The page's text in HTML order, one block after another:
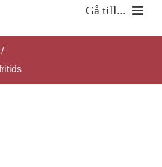
Gå till...
Om oss